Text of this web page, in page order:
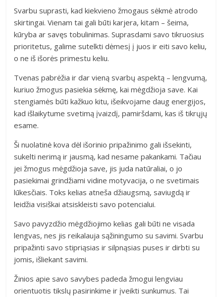
Svarbu suprasti, kad kiekvieno žmogaus sėkmė atrodo
skirtingai. Vienam tai gali būti karjera, kitam – šeima,
kūryba ar savęs tobulinimas. Suprasdami savo tikruosius
prioritetus, galime sutelkti dėmesį į juos ir eiti savo keliu,
o ne iš išorės primestu keliu.
Tvenas pabrėžia ir dar vieną svarbų aspektą – lengvumą,
kuriuo žmogus pasiekia sėkmę, kai mėgdžioja save. Kai
stengiamės būti kažkuo kitu, išeikvojame daug energijos,
kad išlaikytume svetimą įvaizdį, pamiršdami, kas iš tikrųjų
esame.
Ši nuolatinė kova dėl išorinio pripažinimo gali išsekinti,
sukelti nerimą ir jausmą, kad nesame pakankami. Tačiau
jei žmogus mėgdžioja save, jis juda natūraliai, o jo
pasiekimai grindžiami vidine motyvacija, o ne svetimais
lūkesčiais. Toks kelias atneša džiaugsmą, saviugdą ir
leidžia visiškai atsiskleisti savo potencialui.
Savo pavyzdžio mėgdžiojimo kelias gali būti ne visada
lengvas, nes jis reikalauja sąžiningumo su savimi. Svarbu
pripažinti savo stipriąsias ir silpnąsias puses ir dirbti su
jomis, išliekant savimi.
Žinios apie savo savybes padeda žmogui lengviau
orientuotis tikslų pasirinkime ir įveikti sunkumus. Tai